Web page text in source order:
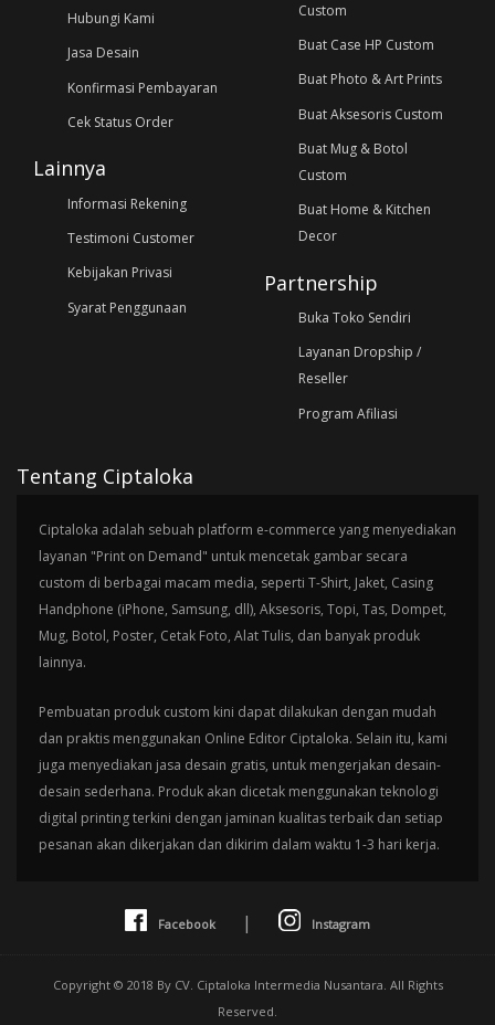
Hubungi Kami
Jasa Desain
Konfirmasi Pembayaran
Cek Status Order
Lainnya
Informasi Rekening
Testimoni Customer
Kebijakan Privasi
Syarat Penggunaan
Custom
Buat Case HP Custom
Buat Photo & Art Prints
Buat Aksesoris Custom
Buat Mug & Botol
Custom
Buat Home & Kitchen
Decor
Partnership
Buka Toko Sendiri
Layanan Dropship /
Reseller
Program Afiliasi
Tentang Ciptaloka
Ciptaloka adalah sebuah platform e-commerce yang menyediakan
layanan "Print on Demand" untuk mencetak gambar secara
custom di berbagai macam media, seperti T-Shirt, Jaket, Casing
Handphone (iPhone, Samsung, dll), Aksesoris, Topi, Tas, Dompet,
Mug, Botol, Poster, Cetak Foto, Alat Tulis, dan banyak produk
lainnya.
Pembuatan produk custom kini dapat dilakukan dengan mudah
dan praktis menggunakan Online Editor Ciptaloka. Selain itu, kami
juga menyediakan jasa desain gratis, untuk mengerjakan desain-
desain sederhana. Produk akan dicetak menggunakan teknologi
digital printing terkini dengan jaminan kualitas terbaik dan setiap
pesanan akan dikerjakan dan dikirim dalam waktu 1-3 hari kerja.
Facebook | Instagram
Copyright © 2018 By CV. Ciptaloka Intermedia Nusantara. All Rights
Reserved.